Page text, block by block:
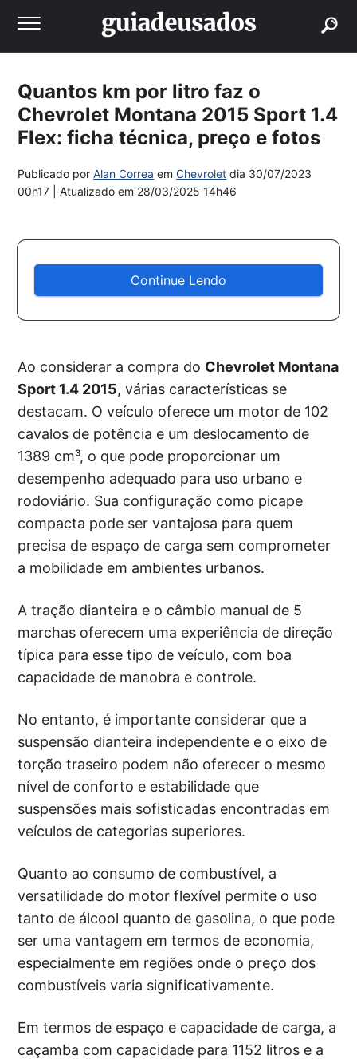
Quantos km por litro faz o
Chevrolet Montana 2015 Sport 1.4
Flex: ficha técnica, preço e fotos
Publicado porAlan Correa emChevrolet dia 30/07/2023
00h17
| Atualizado em 28/03/2025 14h46
Continue Lendo
Ao considerar a compra do Chevrolet Montana
Sport 1.4 2015, várias características se
destacam. O veículo oferece um motor de 102
cavalos de potência e um deslocamento de
1389 cm³, o que pode proporcionar um
desempenho adequado para uso urbano e
rodoviário. Sua configuração como picape
compacta pode ser vantajosa para quem
precisa de espaço de carga sem comprometer
a mobilidade em ambientes urbanos.
A tração dianteira e o câmbio manual de 5
marchas oferecem uma experiência de direção
típica para esse tipo de veículo, com boa
capacidade de manobra e controle.
No entanto, é importante considerar que a
suspensão dianteira independente e o eixo de
torção traseiro podem não oferecer o mesmo
nível de conforto e estabilidade que
suspensões mais sofisticadas encontradas em
veículos de categorias superiores.
Quanto ao consumo de combustível, a
versatilidade do motor flexível permite o uso
tanto de álcool quanto de gasolina, o que pode
ser uma vantagem em termos de economia,
especialmente em regiões onde o preço dos
combustíveis varia significativamente.
Em termos de espaço e capacidade de carga, a
caçamba com capacidade para 1152 litros e a